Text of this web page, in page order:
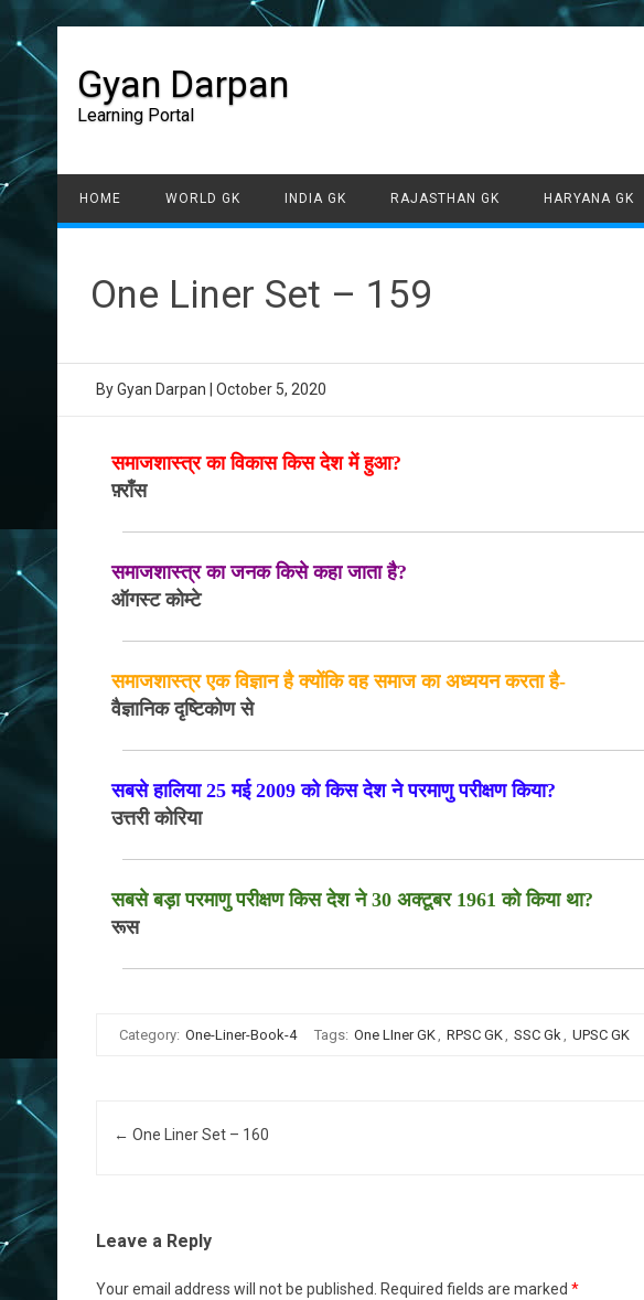
Gyan Darpan
Learning Portal
HOME WORLD GK INDIA GK RAJASTHAN GK HARYANA GK
One Liner Set – 159
ByGyan Darpan October 5, 2020
समाजशास्त्र का विकास किस देश में हुआ?
फ़्राँस
समाजशास्त्र का जनक किसे कहा जाता है?
ऑगस्ट कोम्टे
समाजशास्त्र एक विज्ञान है क्योंकि वह समाज का अध्ययन करता है-
वैज्ञानिक दृष्टिकोण से
सबसे हालिया 25 मई 2009 को किस देश ने परमाणु परीक्षण किया?
उत्तरी कोरिया
सबसे बड़ा परमाणु परीक्षण किस देश ने 30 अक्टूबर 1961 को किया था?
रूस
Category: One-Liner-Book-4 Tags: One LIner GK, RPSC GK, SSC Gk, UPSC GK
Post navigation
← One Liner Set – 160
Leave a Reply
Your email address will not be published. Required fields are marked *